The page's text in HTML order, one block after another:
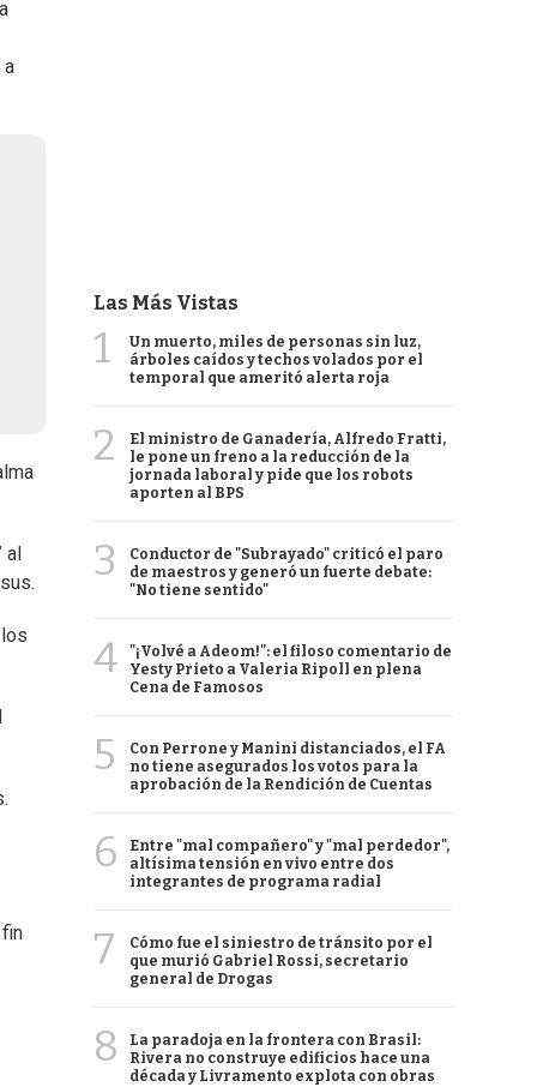
a
Las Más Vistas
1
Un muerto, miles de personas sin luz,
árboles caídos y techos volados por el
temporal que ameritó alerta roja
2
El ministro de Ganadería, Alfredo Fratti,
le pone un freno a la reducción de la
jornada laboral y pide que los robots
aporten al BPS
3
Conductor de "Subrayado" criticó el paro
de maestros y generó un fuerte debate:
"No tiene sentido"
4
"¡Volvé a Adeom!": el filoso comentario de
Yesty Prieto a Valeria Ripoll en plena
Cena de Famosos
5
Con Perrone y Manini distanciados, el FA
no tiene asegurados los votos para la
aprobación de la Rendición de Cuentas
6
Entre "mal compañero" y "mal perdedor",
altísima tensión en vivo entre dos
integrantes de programa radial
7
Cómo fue el siniestro de tránsito por el
que murió Gabriel Rossi, secretario
general de Drogas
8
La paradoja en la frontera con Brasil:
Rivera no construye edificios hace una
década y Livramento explota con obras